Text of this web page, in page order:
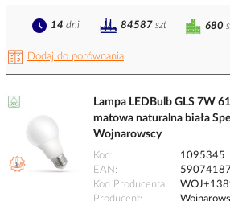
Dodaj do porównania
680
14 dni 84587 szt
Lampa LEDBulb GLS 7W
matowa naturalna biała
Wojnarowscy
Kod
1095345
EAN
Kod Producenta